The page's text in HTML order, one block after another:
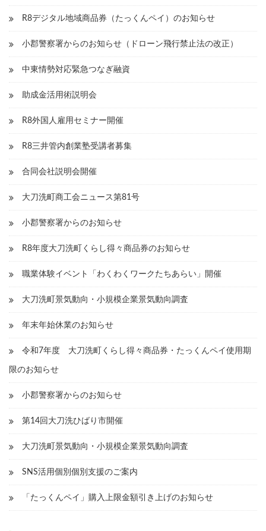
シ
ョ
ン
R8デジタル地域商品券（たっくんペイ）のお知らせ
小郡警察署からのお知らせ（ドローン飛行禁止法の改正）
中東情勢対応緊急つなぎ融資
助成金活用術説明会
R8外国人雇用セミナー開催
R8三井管内創業塾受講者募集
合同会社説明会開催
大刀洗町商工会ニュース第81号
小郡警察署からのお知らせ
R8年度大刀洗町くらし得々商品券のお知らせ
職業体験イベント「わくわくワークたちあらい」開催
大刀洗町景気動向・小規模企業景気動向調査
年末年始休業のお知らせ
令和7年度 大刀洗町くらし得々商品券・たっくんペイ使用期
限のお知らせ
小郡警察署からのお知らせ
第14回大刀洗ひばり市開催
大刀洗町景気動向・小規模企業景気動向調査
SNS活用個別個別支援のご案内
「たっくんペイ」購入上限金額引き上げのお知らせ